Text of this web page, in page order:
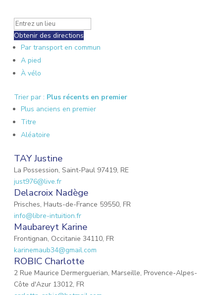
Obtenir des directions
Par transport en commun
A pied
À vélo
Trier par : Plus récents en premier
Plus anciens en premier
Titre
Aléatoire
TAY Justine
La Possession, Saint-Paul 97419, RE
just976@live.fr
Delacroix Nadège
Prisches, Hauts-de-France 59550, FR
info@libre-intuition.fr
Maubareyt Karine
Frontignan, Occitanie 34110, FR
karinemaub34@gmail.com
ROBIC Charlotte
2 Rue Maurice Dermerguerian, Marseille, Provence-Alpes-
Côte d'Azur 13012, FR